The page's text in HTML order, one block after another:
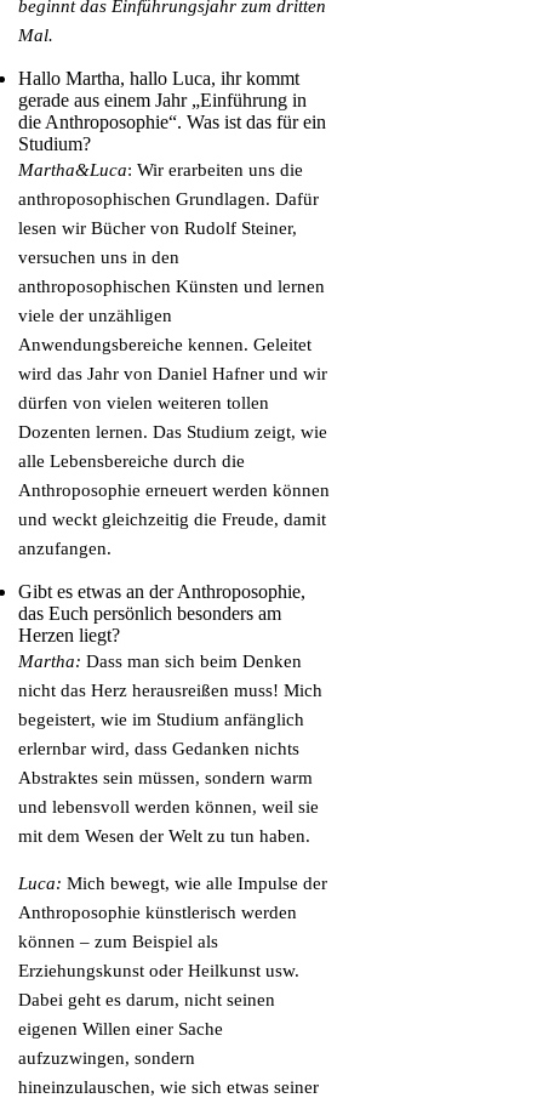
beginnt das Einführungsjahr zum dritten
Mal.
Hallo Martha, hallo Luca, ihr kommt
gerade aus einem Jahr „Einführung in
die Anthroposophie“. Was ist das für ein
Studium?
Martha&Luca: Wir erarbeiten uns die
anthroposophischen Grundlagen. Dafür
lesen wir Bücher von Rudolf Steiner,
versuchen uns in den
anthroposophischen Künsten und lernen
viele der unzähligen
Anwendungsbereiche kennen. Geleitet
wird das Jahr von Daniel Hafner und wir
dürfen von vielen weiteren tollen
Dozenten lernen. Das Studium zeigt, wie
alle Lebensbereiche durch die
Anthroposophie erneuert werden können
und weckt gleichzeitig die Freude, damit
anzufangen.
Gibt es etwas an der Anthroposophie,
das Euch persönlich besonders am
Herzen liegt?
Martha: Dass man sich beim Denken
nicht das Herz herausreißen muss! Mich
begeistert, wie im Studium anfänglich
erlernbar wird, dass Gedanken nichts
Abstraktes sein müssen, sondern warm
und lebensvoll werden können, weil sie
mit dem Wesen der Welt zu tun haben.
Luca: Mich bewegt, wie alle Impulse der
Anthroposophie künstlerisch werden
können – zum Beispiel als
Erziehungskunst oder Heilkunst usw.
Dabei geht es darum, nicht seinen
eigenen Willen einer Sache
aufzuzwingen, sondern
hineinzulauschen, wie sich etwas seiner